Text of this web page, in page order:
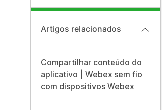
Artigos relacionados
Compartilhar conteúdo do
aplicativo | Webex sem fio
com dispositivos Webex